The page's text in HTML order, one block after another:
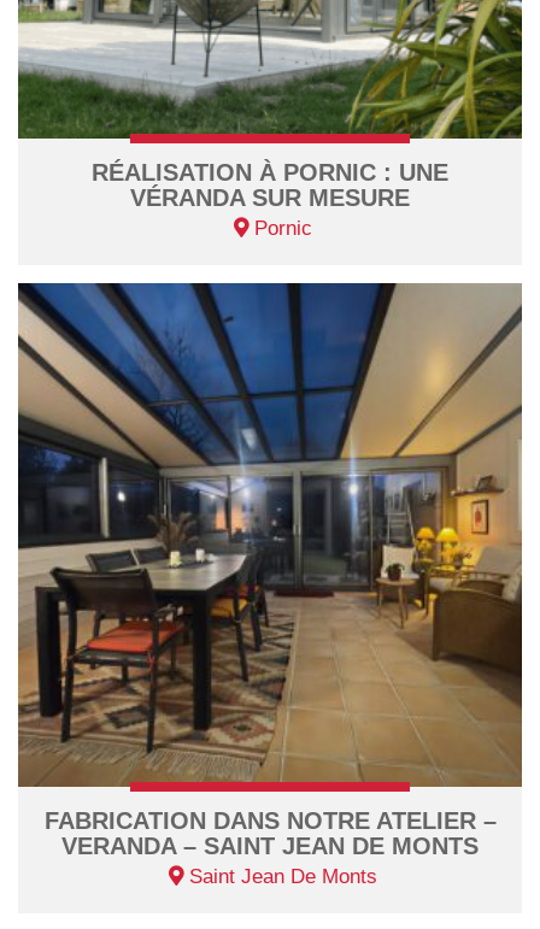
RÉALISATION À PORNIC : UNE
VÉRANDA SUR MESURE
Pornic
FABRICATION DANS NOTRE ATELIER –
VERANDA – SAINT JEAN DE MONTS
Saint Jean De Monts